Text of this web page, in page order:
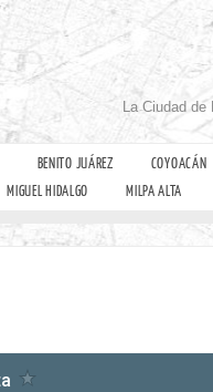
La Ciudad
BENITO JUÁREZ
COYOACÁN
MIGUEL HIDALGO MILPA ALTA